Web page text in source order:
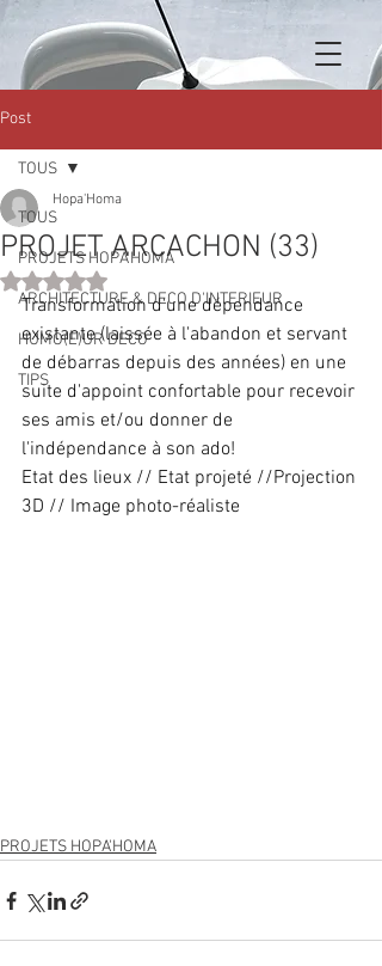
Post
TOUS
PROJETS HOPA'HOMA
ARCHITECTURE & DECO D'INTERIEUR
HUMO(E)UR DECO
TIPS
TOUS
PROJET ARCACHON (33)
Hopa'Homa
Noté NaN étoiles sur 5.
Transformation d'une dépendance
existante (laissée à l'abandon et servant
de débarras depuis des années) en une
suite d'appoint confortable pour recevoir
ses amis et/ou donner de
l'indépendance à son ado!
Etat des lieux // Etat projeté //Projection
3D // Image photo-réaliste
PROJETS HOPA'HOMA